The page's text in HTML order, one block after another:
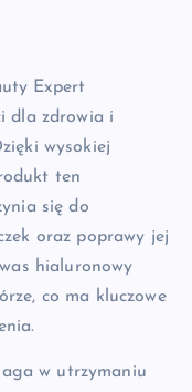
Expert
dla zdrowia i
wysokiej
ten
się do
oraz poprawy jej
hialuronowy
co ma kluczowe
w utrzymaniu